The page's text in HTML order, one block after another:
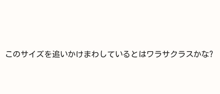
このサイズを追いかけまわしているとはワラサクラスかな?